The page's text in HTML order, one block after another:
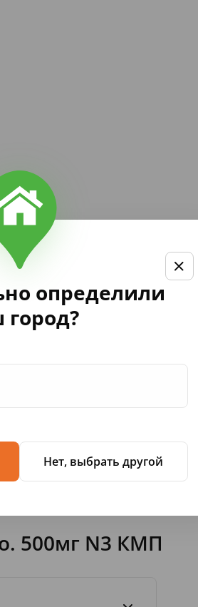
определили
Нет, выбрать другой
таб.п/о 25мг N25
500мг N3 КМП